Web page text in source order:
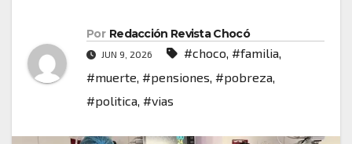
Por Redacción Revista Chocó
JUN 9, 2026 #choco, #familia,
#muerte, #pensiones, #pobreza,
#politica, #vias